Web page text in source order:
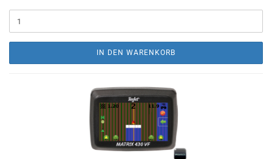
IN DEN WARENKORB